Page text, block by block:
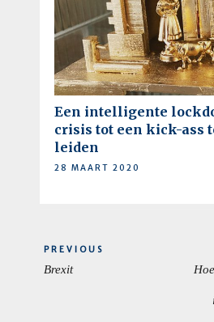
Een intelligente
crisis tot een kick-ass
leiden
28 MAART 2020
Berichtnavigatie
PREVIOUS
PREVIOUS
Brexit